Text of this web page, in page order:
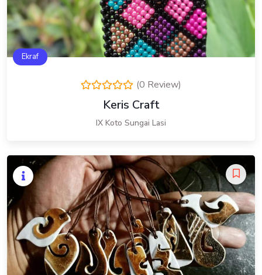
Ekraf
(0 Review)
Keris Craft
IX Koto Sungai Lasi